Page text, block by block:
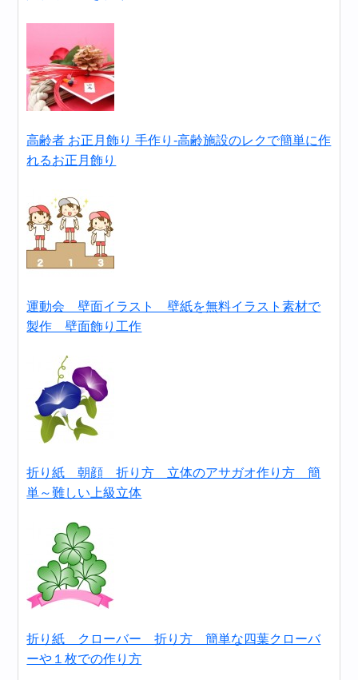
高齢者 お正月飾り 手作り‐高齢施設のレクで簡単に作
れるお正月飾り
運動会 壁面イラスト 壁紙を無料イラスト素材で
製作 壁面飾り工作
折り紙 朝顔 折り方 立体のアサガオ作り方 簡
単～難しい上級立体
折り紙 クローバー 折り方 簡単な四葉クローバ
ーや１枚での作り方